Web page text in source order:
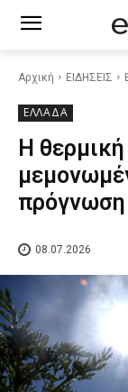
Αρχική ΕΙΔΗΣΕΙΣ
ΕΛΛΑΔΑ
Η
πρόγνωση
08.07.2026